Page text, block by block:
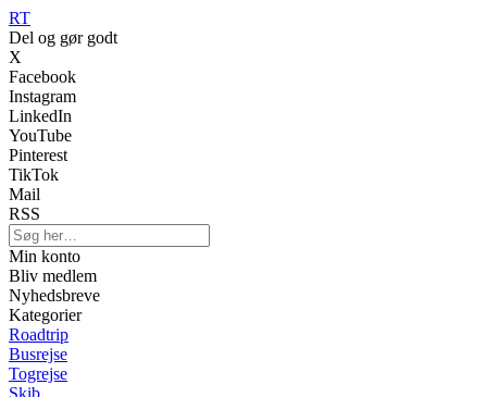
RT
Del og gør godt
X
Facebook
Instagram
LinkedIn
YouTube
Pinterest
TikTok
Mail
RSS
Min konto
Bliv medlem
Nyhedsbreve
Kategorier
Roadtrip
Busrejse
Togrejse
Skib